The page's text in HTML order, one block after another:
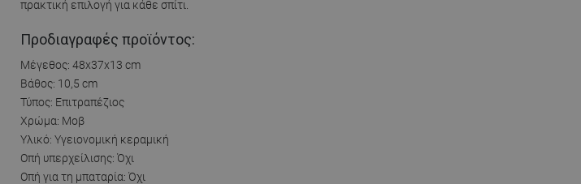
πρακτική επιλογή για κάθε σπίτι.
Προδιαγραφές προϊόντος:
Μέγεθος: 48x37x13 cm
Βάθος: 10,5 cm
Τύπος: Επιτραπέζιος
Χρώμα: Μοβ
Υλικό: Υγειονομική κεραμική
Οπή υπερχείλισης: Όχι
Οπή για τη μπαταρία: Όχι